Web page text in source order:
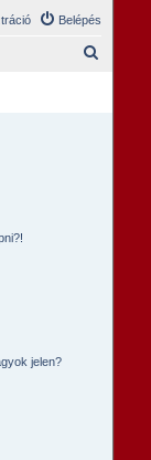
Belépés
jelen?